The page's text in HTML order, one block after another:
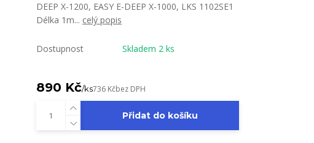
DEEP X-1200, EASY E-DEEP X-1000, LKS 1102SE1
Délka 1m... celý popis
Dostupnost Skladem 2 ks
890 Kč/ks736 Kčbez DPH
Přidat do košíku